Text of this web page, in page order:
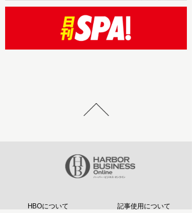
HBOについて 記事使用について